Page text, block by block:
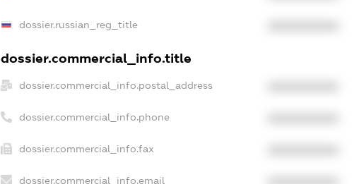
dossier.russian_reg_title
dossier.commercial_info.title
dossier.commercial_info.postal_address
dossier.commercial_info.phone
dossier.commercial_info.fax
dossier.commercial_info.email